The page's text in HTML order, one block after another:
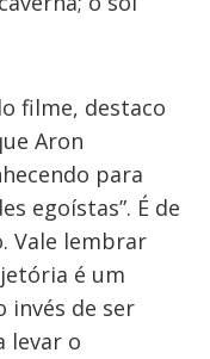
filme, destaco
Aron
para
egoístas”. É de
Vale lembrar
é um
invés de ser
levar o